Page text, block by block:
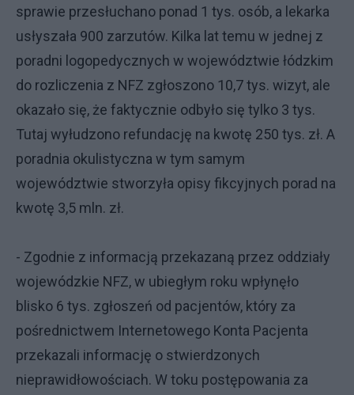
sprawie przesłuchano ponad 1 tys. osób, a lekarka
usłyszała 900 zarzutów. Kilka lat temu w jednej z
poradni logopedycznych w województwie łódzkim
do rozliczenia z NFZ zgłoszono 10,7 tys. wizyt, ale
okazało się, że faktycznie odbyło się tylko 3 tys.
Tutaj wyłudzono refundację na kwotę 250 tys. zł. A
poradnia okulistyczna w tym samym
województwie stworzyła opisy fikcyjnych porad na
kwotę 3,5 mln. zł.
- Zgodnie z informacją przekazaną przez oddziały
wojewódzkie NFZ, w ubiegłym roku wpłynęło
blisko 6 tys. zgłoszeń od pacjentów, który za
pośrednictwem Internetowego Konta Pacjenta
przekazali informację o stwierdzonych
nieprawidłowościach. W toku postępowania za